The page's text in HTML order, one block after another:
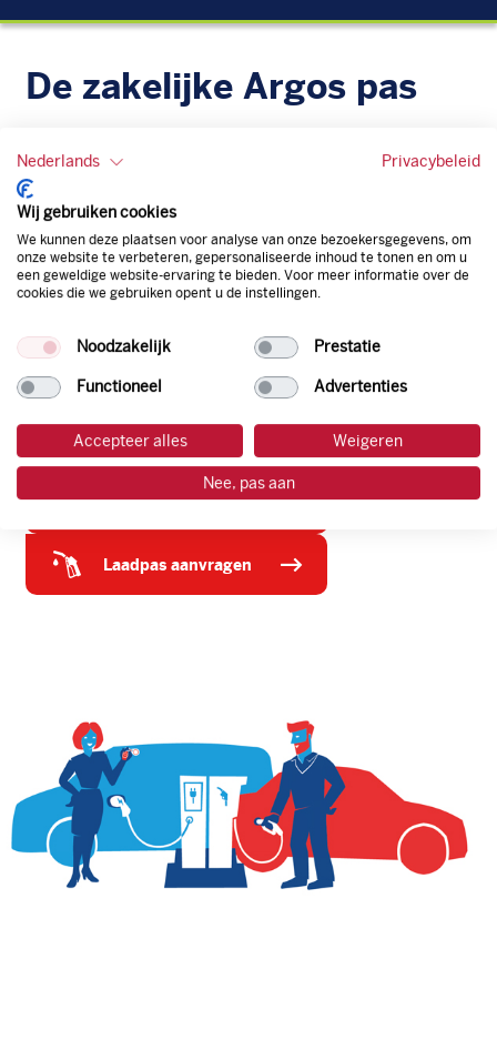
De zakelijke Argos pas
Argos. Geen administratieve rompslomp dankzij ons
digitale facturatiesysteem dat automatisch alles bijhoudt.
Zo bespaar je dus tijd, geld en energie.
Onze tankpas is super flexibel, zo geniet je van het gemak
van een flexibele limiet, zit je niet vast aan een contract en
brandstof mee betaalt kunnen worden.
Bovendien profiteer je altijd van een gegarandeerde
korting. Mocht de pompprijs toch lager zijn dan betaal je
van de laagste prijs.
tankpas aanvragen
laadpas aanvragen
Nederlands Privacybeleid
Wij gebruiken cookies
We kunnen deze plaatsen voor analyse van onze bezoekersgegevens, om
onze website te verbeteren, gepersonaliseerde inhoud te tonen en om u
een geweldige website-ervaring te bieden. Voor meer informatie over de
cookies die we gebruiken opent u de instellingen.
Noodzakelijk Prestatie
Functioneel Advertenties
Accepteer alles Weigeren
Nee, pas aan